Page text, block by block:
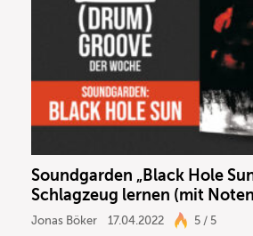
Soundgarden „Black Hole
Schlagzeug lernen (mit
Jonas Böker 17.04.2022 5 / 5